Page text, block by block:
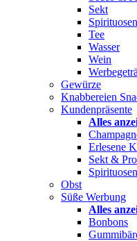
Sekt
Spirituosen
Tee
Wasser
Wein
Gewürze
Knabbereien
Kundenpräsente
Alles
Erlesene
Sekt &
Obst
Süße Werbung
Alles
Bonbons